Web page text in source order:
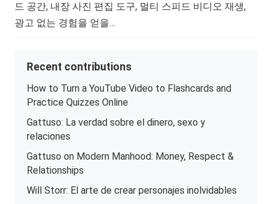
드 공간, 내장 사진 편집 도구, 멀티 스피드 비디오 재생,
광고 없는 경험을 얻을…
Recent contributions
How to Turn a YouTube Video to Flashcards and
Practice Quizzes Online
Gattuso: La verdad sobre el dinero, sexo y
relaciones
Gattuso on Modern Manhood: Money, Respect &
Relationships
Will Storr: El arte de crear personajes inolvidables